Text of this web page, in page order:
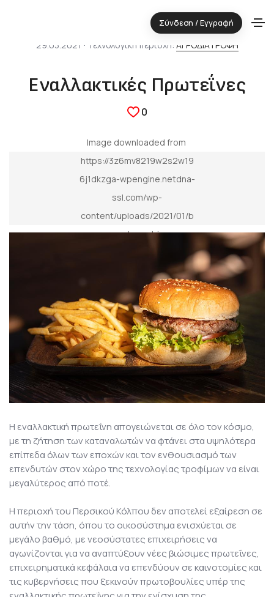
Σύνδεση / Εγγραφή
29.03.2021 ⋅ Τεχνολογική περιοχή: ΑΓΡΟΔΙΑΤΡΟΦΗ
Εναλλακτικές Πρωτεΐνες
0
Η εναλλακτική πρωτεΐνη απογειώνεται σε όλο τον κόσμο,
με τη ζήτηση των καταναλωτών να φτάνει στα υψηλότερα
επίπεδα όλων των εποχών και τον ενθουσιασμό των
επενδυτών στον χώρο της τεχνολογίας τροφίμων να είναι
μεγαλύτερος από ποτέ.
Η περιοχή του Περσικού Κόλπου δεν αποτελεί εξαίρεση σε
αυτήν την τάση, όπου το οικοσύστημα ενισχύεται σε
μεγάλο βαθμό, με νεοσύστατες επιχειρήσεις να
αγωνίζονται για να αναπτύξουν νέες βιώσιμες πρωτεΐνες,
επιχειρηματικά κεφάλαια να επενδύουν σε καινοτομίες και
τις κυβερνήσεις που ξεκινούν πρωτοβουλίες υπέρ της